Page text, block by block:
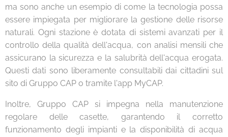
ma sono anche un esempio di come la tecnologia possa
essere impiegata per migliorare la gestione delle risorse
naturali. Ogni stazione è dotata di sistemi avanzati per il
controllo della qualità dell'acqua, con analisi mensili che
assicurano la sicurezza e la salubrità dell'acqua erogata.
Questi dati sono liberamente consultabili dai cittadini sul
sito di Gruppo CAP o tramite l'app MyCAP.
Inoltre, Gruppo CAP si impegna nella manutenzione
regolare delle casette, garantendo il corretto
funzionamento degli impianti e la disponibilità di acqua